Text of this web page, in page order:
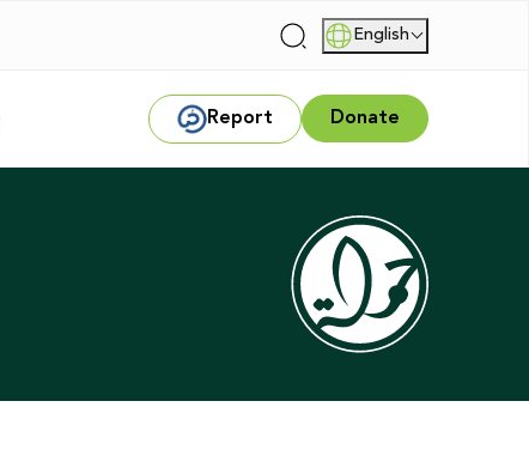
| English
Report Donate